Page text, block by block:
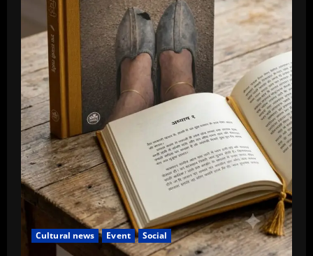
Cultural news Event Social